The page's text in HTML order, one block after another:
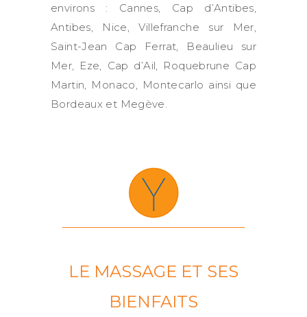
environs : Cannes, Cap d’Antibes,
Antibes, Nice, Villefranche sur Mer,
Saint-Jean Cap Ferrat, Beaulieu sur
Mer, Eze, Cap d’Ail, Roquebrune Cap
Martin, Monaco, Montecarlo ainsi que
Bordeaux et Megève.
LE MASSAGE ET SES
BIENFAITS